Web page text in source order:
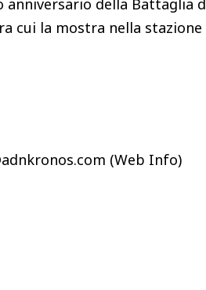
anniversario della
cui la mostra nella stazione
(Web Info)